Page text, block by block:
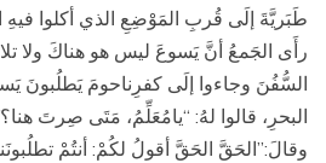
طَبَريَّةَ إلَى قُربِ المَوْضِعِ الذي أكلوا فيهِ
رأَى الجَمعُ أنَّ يَسوعَ ليس هو هناكَ ولا
السُّفُنَ وجاءوا إلَى كفرِناحومَ يَطلُبونَ
البحرِ، قالوا لهُ: “يامُعَلِّمُ، مَتَى صِرتَ
وقالَ:”الحَقَّ الحَقَّ أقولُ لكُمْ: أنتُمْ